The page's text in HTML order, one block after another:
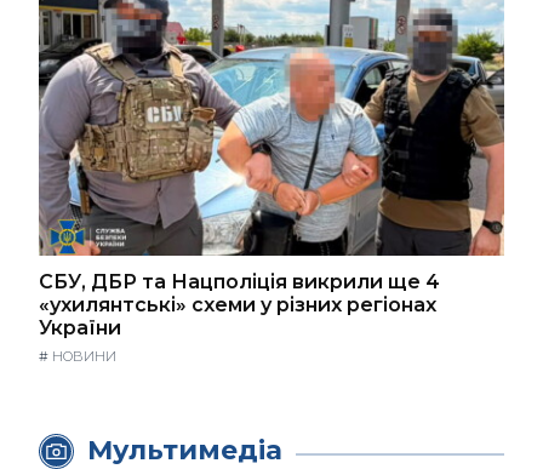
СБУ, ДБР та Нацполіція викрили ще 4
«ухилянтські» схеми у різних регіонах
України
# НОВИНИ
Мультимедіа